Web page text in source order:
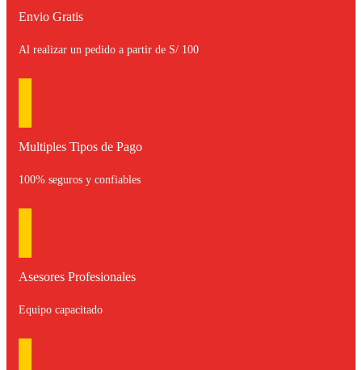
Envio Gratis
Al realizar un pedido a partir de S/ 100
Multiples Tipos de Pago
100% seguros y confiables
Asesores Profesionales
Equipo capacitado